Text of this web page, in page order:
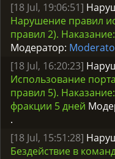
[18 Jul, 19:06:51]
Нарушение правил
правил 2).
Модератор:
[18 Jul, 16:20:23]
Использование
правил 5).
фракции 5 дней
.
[18 Jul, 15:51:28]
Бездействие в